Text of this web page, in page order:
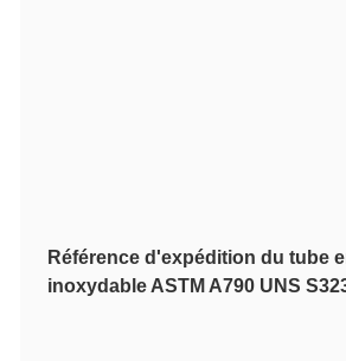
Référence d'expédition du tube
inoxydable ASTM A790 UNS